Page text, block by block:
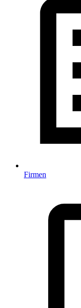
Firmen